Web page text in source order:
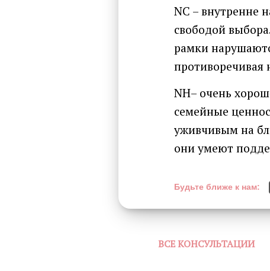
NC – внутренне
свободой
рамки
противоречивая
NH– очень
семейные
уживчивым на
они умеют
Будьте ближе к нам:
ВСЕ КОНСУЛЬТАЦИИ